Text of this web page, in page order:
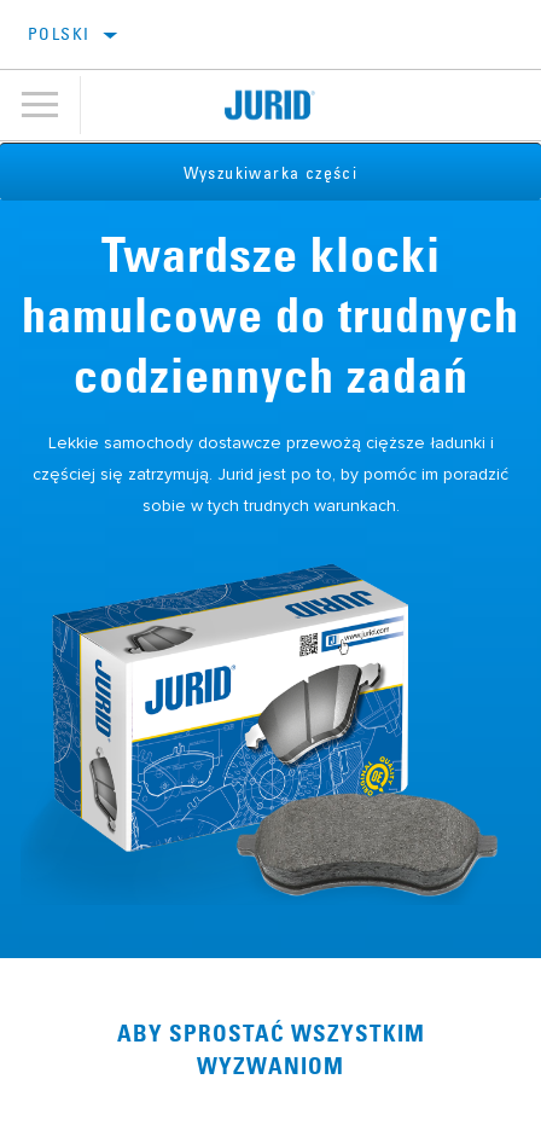
POLSKI
Wyszukiwarka części
Twardsze klocki
hamulcowe do trudnych
codziennych zadań
Lekkie samochody dostawcze przewożą cięższe ładunki i
częściej się zatrzymują. Jurid jest po to, by pomóc im poradzić
sobie w tych trudnych warunkach.
ABY SPROSTAĆ WSZYSTKIM
WYZWANIOM